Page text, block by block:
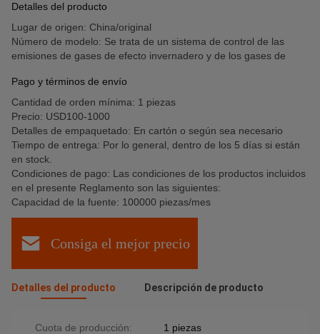
MK070E-33DT 2CSM142120R1201 3UF7000-1AU00-0
Detalles del producto
Lugar de origen: China/original
Número de modelo: Se trata de un sistema de control de las
emisiones de gases de efecto invernadero y de los gases de
Pago y términos de envío
Cantidad de orden mínima: 1 piezas
Precio: USD100-1000
Detalles de empaquetado: En cartón o según sea necesario
Tiempo de entrega: Por lo general, dentro de los 5 días si están
en stock.
Condiciones de pago: Las condiciones de los productos incluidos
en el presente Reglamento son las siguientes:
Capacidad de la fuente: 100000 piezas/mes
Consiga el mejor precio
Detalles del producto Descripción de producto
Cuota de producción: 1 piezas